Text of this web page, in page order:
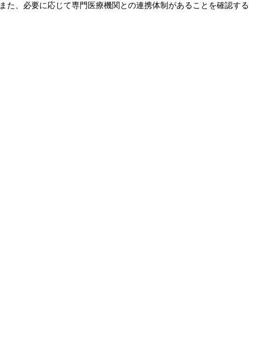
、必要に応じて専門医療機関との連携体制があることを確認する